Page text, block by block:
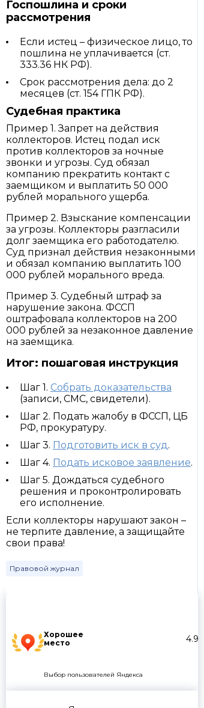
Хорошее
место
4.9
Выбор пользователей Яндекса
Госпошлина и сроки
рассмотрения
Если истец – физическое лицо, то
пошлина не уплачивается (ст.
333.36 НК РФ).
Срок рассмотрения дела: до 2
месяцев (ст. 154 ГПК РФ).
Судебная практика
Пример 1. Запрет на действия
коллекторов. Истец подал иск
против коллекторов за ночные
звонки и угрозы. Суд обязал
компанию прекратить контакт с
заемщиком и выплатить 50 000
рублей морального ущерба.
Пример 2. Взыскание компенсации
за угрозы. Коллекторы разгласили
долг заемщика его работодателю.
Суд признал действия незаконными
и обязал компанию выплатить 100
000 рублей морального вреда.
Пример 3. Судебный штраф за
нарушение закона. ФССП
оштрафовала коллекторов на 200
000 рублей за незаконное давление
на заемщика.
Итог: пошаговая инструкция
Шаг 1. Собрать доказательства
(записи, СМС, свидетели).
Шаг 2. Подать жалобу в ФССП, ЦБ
РФ, прокуратуру.
Шаг 3. Подготовить иск в суд.
Шаг 4. Подать исковое заявление.
Шаг 5. Дождаться судебного
решения и проконтролировать
его исполнение.
Если коллекторы нарушают закон –
не терпите давление, а защищайте
свои права!
Правовой журнал